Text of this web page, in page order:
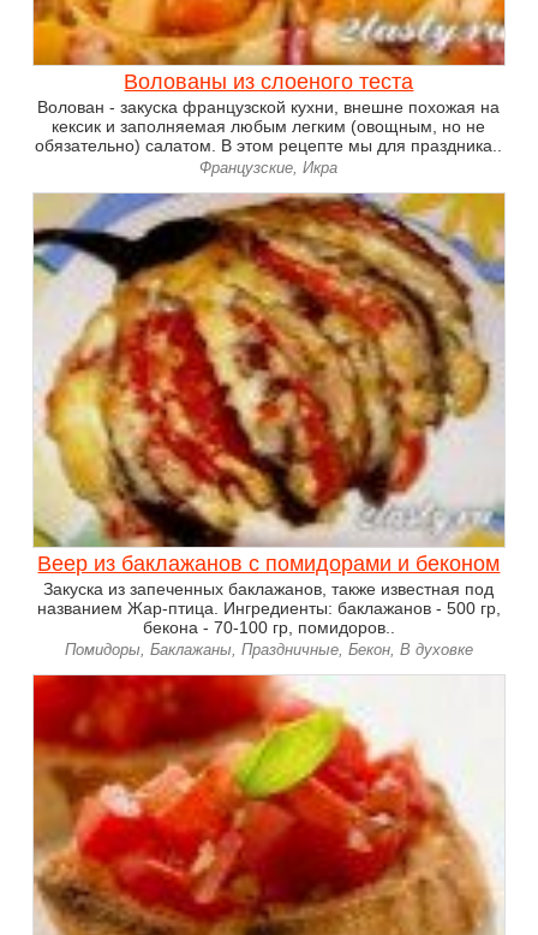
Волованы из слоеного теста
Волован - закуска французской кухни, внешне похожая на
кексик и заполняемая любым легким (овощным, но не
обязательно) салатом. В этом рецепте мы для праздника..
Французские, Икра
Веер из баклажанов с помидорами и беконом
Закуска из запеченных баклажанов, также известная под
названием Жар-птица. Ингредиенты: баклажанов - 500 гр,
бекона - 70-100 гр, помидоров..
Помидоры, Баклажаны, Праздничные, Бекон, В духовке